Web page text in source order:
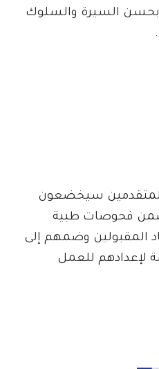
بحسن السيرة والسلوك
سيخضعون
فحوصات طبية
المقبولين وضمهم إلى
لإعدادهم للعمل